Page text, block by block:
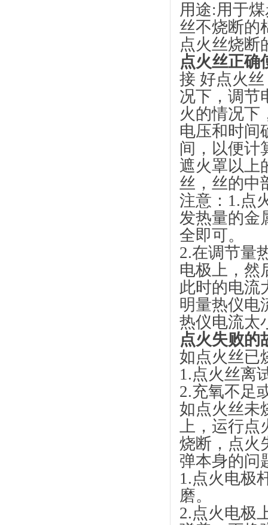
用途:用于
丝不烧断的
点火丝烧断
点火丝正确
接 好点火
况下，调节
火的情况下
电压和时间
间，以便计
遮火罩以上
丝，丝的中
注意：1.点
发热量的金
全即可。
2.在调节量
电极上，然
此时的电流
明量热仪电
热仪电流太
点火失败的
如点火丝已
1.点火丝离
2.充氧不足
如点火丝未
上，运行点
烧断，点火
弹本身的问
1.点火电极
磨。
2.点火电极